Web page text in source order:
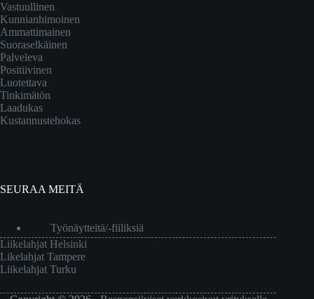
Vastuullinen
Kunnianhimoinen
Ammattimainen
Suoraselkäinen
Palveleva
Positiivinen
Luotettava
Tinkimätön
Laadukas
Kustannustehokas
SEURAA MEITÄ
Työnäytteitä/-fiiliksiä
Liikelahjat Helsinki
Likelahjat Tampere
Liikelahjat Turku